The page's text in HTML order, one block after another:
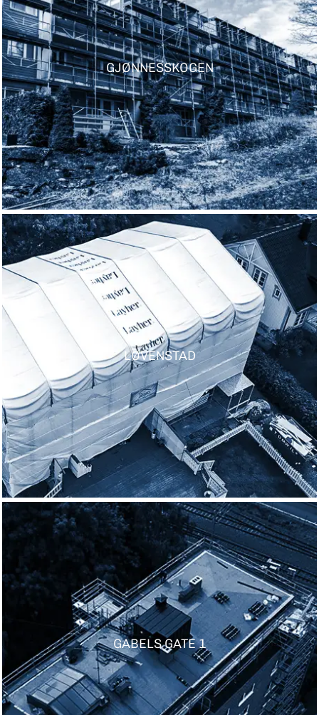
GJØNNESSKOGEN
LØVENSTAD
GABELS GATE 1